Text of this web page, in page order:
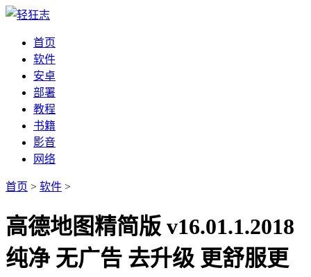
首页
软件
安卓
部署
教程
书籍
影音
网络
首页 > 软件 >
高德地图精简版 v16.01.1.2018
纯净 无广告 去升级 更舒服更